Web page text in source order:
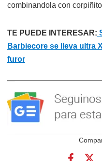
combinandola con
TE PUEDE INTERESAR:
Barbiecore se lleva ultra
furor